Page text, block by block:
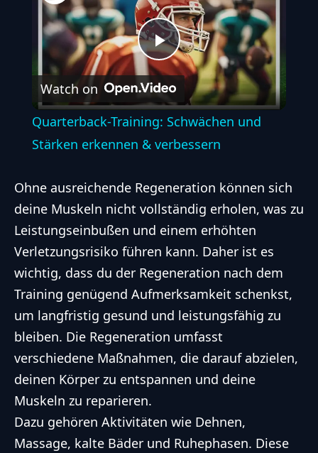
Play
Video
Watch on
Quarterback-Training: Schwächen und
Stärken erkennen & verbessern
Ohne ausreichende Regeneration können sich
deine Muskeln nicht vollständig erholen, was zu
Leistungseinbußen und einem erhöhten
Verletzungsrisiko führen kann. Daher ist es
wichtig, dass du der Regeneration nach dem
Training genügend Aufmerksamkeit schenkst,
um langfristig gesund und leistungsfähig zu
bleiben. Die Regeneration umfasst
verschiedene Maßnahmen, die darauf abzielen,
deinen Körper zu entspannen und deine
Muskeln zu reparieren.
Dazu gehören Aktivitäten wie Dehnen,
Massage, kalte Bäder und Ruhephasen. Diese